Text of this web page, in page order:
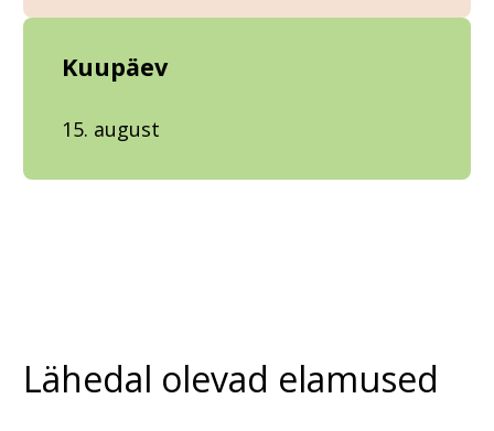
Kuupäev
15. august
Lähedal olevad elamused